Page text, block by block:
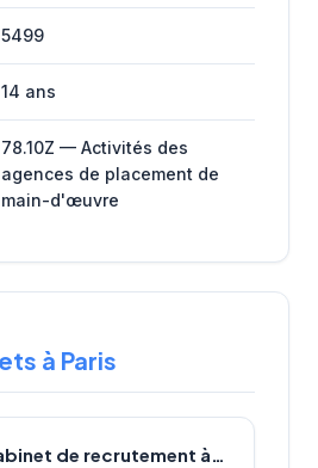
5499
14 ans
78.10Z — Activités des
agences de placement de
main-d'œuvre
à Paris
ETHIS RH — Cabinet de recrutement à Paris